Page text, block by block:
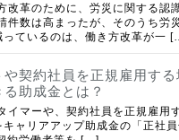
改革のために、労災に関する認
件数は高まったが、そのうち労
っているのは、働き方改革が一
や契約社員を正規雇用する
る助成金とは？
イマーや、契約社員を正規雇用
ャリアアップ助成金の「正社員